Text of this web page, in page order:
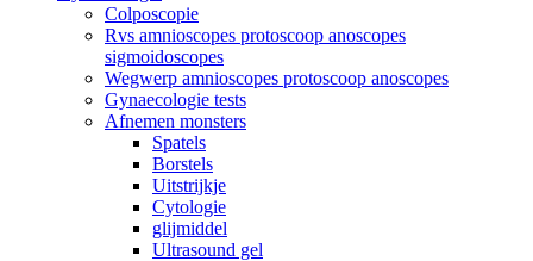
Colposcopie
Rvs amnioscopes protoscoop anoscopes
sigmoidoscopes
Wegwerp amnioscopes protoscoop anoscopes
Gynaecologie tests
Afnemen monsters
Spatels
Borstels
Uitstrijkje
Cytologie
glijmiddel
Ultrasound gel